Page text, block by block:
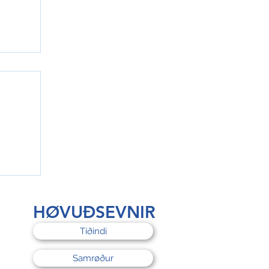
HØVUÐSEVNIR
Tíðindi
Samrøður